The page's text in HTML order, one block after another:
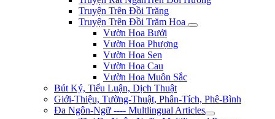
Truyện Trên Đồi Trăng
Truyện Trên Đồi Trăm Hoa
Vườn Hoa Bưởi
Vườn Hoa Phượng
Vườn Hoa Sen
Vườn Hoa Cau
Vườn Hoa Muôn Sắc
Bút Ký, Tiểu Luận, Dịch Thuật
Giới-Thiệu, Tường-Thuật, Phân-Tích, Phê-Bình
Đa Ngôn-Ngữ ---- Multlingual Articles